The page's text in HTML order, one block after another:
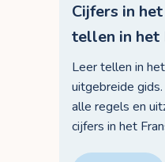
Cijfers in
tellen in het
Leer tellen in
uitgebreide
alle regels en
cijfers in het